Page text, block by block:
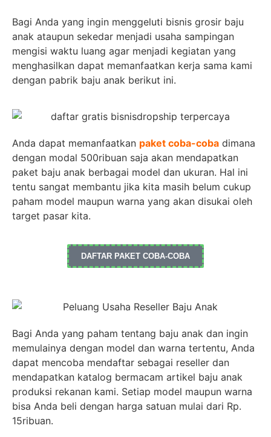
Bagi Anda yang ingin menggeluti bisnis grosir baju
anak ataupun sekedar menjadi usaha sampingan
mengisi waktu luang agar menjadi kegiatan yang
menghasilkan dapat memanfaatkan kerja sama kami
dengan pabrik baju anak berikut ini.
Anda dapat memanfaatkan paket coba-coba dimana
dengan modal 500ribuan saja akan mendapatkan
paket baju anak berbagai model dan ukuran. Hal ini
tentu sangat membantu jika kita masih belum cukup
paham model maupun warna yang akan disukai oleh
target pasar kita.
DAFTAR PAKET COBA-COBA
Bagi Anda yang paham tentang baju anak dan ingin
memulainya dengan model dan warna tertentu, Anda
dapat mencoba mendaftar sebagai reseller dan
mendapatkan katalog bermacam artikel baju anak
produksi rekanan kami. Setiap model maupun warna
bisa Anda beli dengan harga satuan mulai dari Rp.
15ribuan.